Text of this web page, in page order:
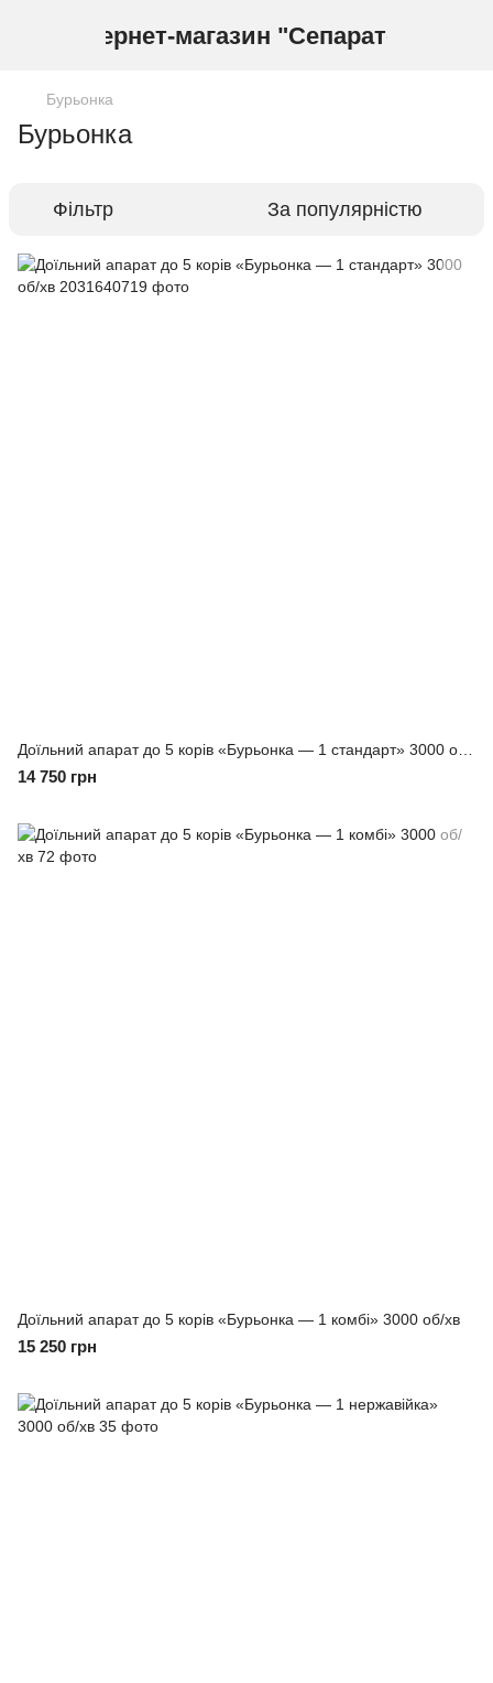
Інтернет-магазин "Сепаратор"
Бурьонка
Бурьонка
Фільтр За популярністю
14 750 грн
Доїльний апарат до 5 корів «Бурьонка — 1 комбі» 3000 об/хв
15 250 грн